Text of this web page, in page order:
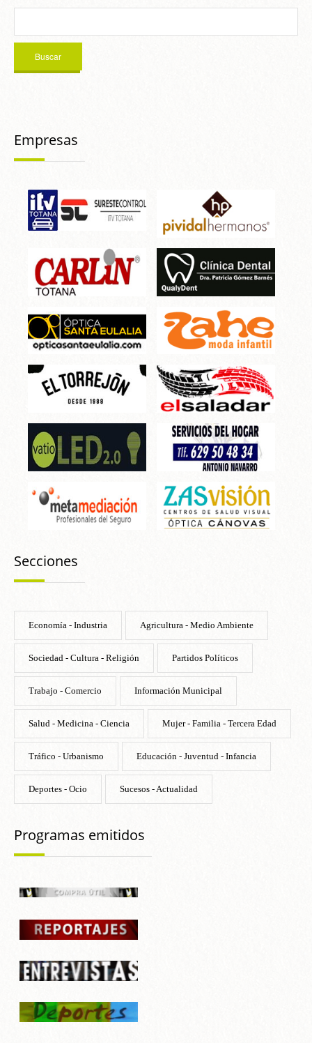
Empresas
Secciones
Economía - Industria Agricultura - Medio Ambiente
Sociedad - Cultura - Religión Partidos Políticos
Trabajo - Comercio Información Municipal
Salud - Medicina - Ciencia Mujer - Familia - Tercera Edad
Tráfico - Urbanismo Educación - Juventud - Infancia
Deportes - Ocio Sucesos - Actualidad
Programas emitidos